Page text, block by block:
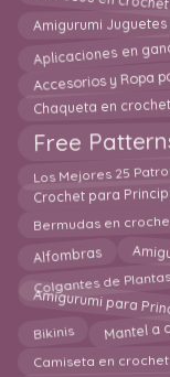
Amigurumi
Aplicaciones en
Accesorios y Ropa
Chaqueta en crochet
Free
Los Mejores 25
Crochet para
Bermudas en
Alfombras
Colgantes de
Amigurumi para
Bikinis Mantel a
Camiseta en crochet